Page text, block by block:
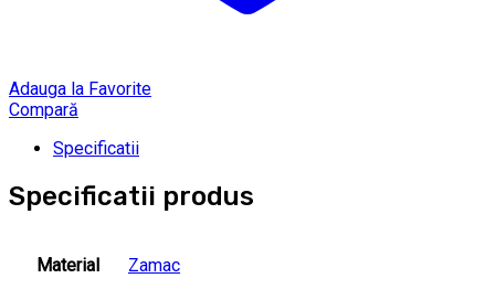
Adauga la Favorite
Compară
Specificatii
Specificatii produs
Material Zamac